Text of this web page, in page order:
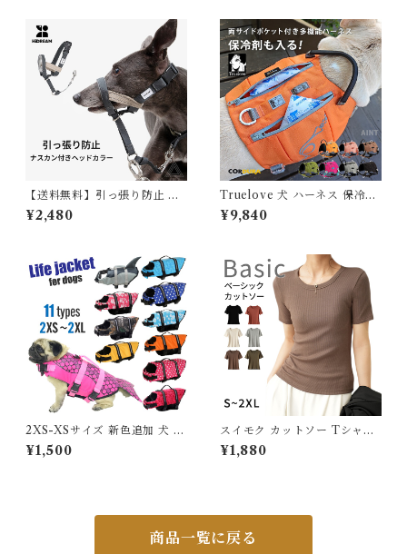
ィス スーツ シンプル ブラック
ホワイト J-25465 スイモク
【水沐良品】
チワワ フレンチブルドッグ パ
グ イタグレ トイプードル ミニ
ピン 冷え対策 シニア犬 猫 小
型犬 中型犬 介護 温活
【送料無料】引っ張り防止 ヘ
ッドカラー ジェントルリーダ
ー 首輪接続ストラップ付き S
飛びつき マズル装着 コントロ
ール 散歩 便利アイテム トレー
ニンググッズ 安全 安心 おしゃ
れ【HiDREAM】【HD0290
12】
¥2,480
Truelove 犬 ハーネス 保冷剤
付き 高機能 夏 熱中症対策 暑
さ対策 ソフトハーネス コーデ
かり 安全 7色 反射素材 かわい
い カラフル 夜間安全 定番 優
しい 保冷剤対応 TLB2251
¥9,840
2XS-XSサイズ 新色追加 犬 ラ
イフジャケット 犬用 ドッグ ペ
ット 安全 安心 超小型犬 小型
¥1,500
スイモク カットソー Tシャツ
レディース トップス リブ デイ
リー 半袖 肌触りの良い素材 大
カーキ ブラック ホワイト 562
¥1,880
商品一覧に戻る